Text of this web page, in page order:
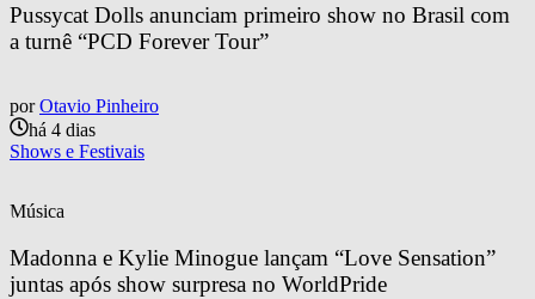
Pussycat Dolls anunciam primeiro show no Brasil com
a turnê “PCD Forever Tour”
por Otavio Pinheiro
há 4 dias
Shows e Festivais
Música
Madonna e Kylie Minogue lançam “Love Sensation”
juntas após show surpresa no WorldPride